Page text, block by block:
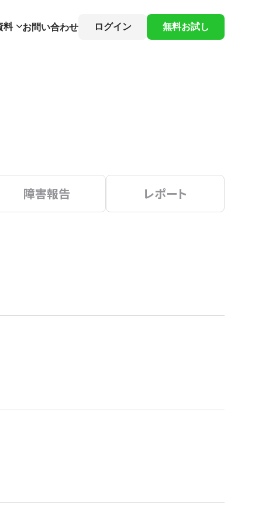
料 お問い合わせ ログイン 無料お試し
障害報告 レポート